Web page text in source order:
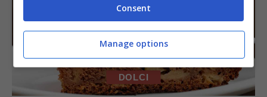
DOLCI
Consent
Manage options